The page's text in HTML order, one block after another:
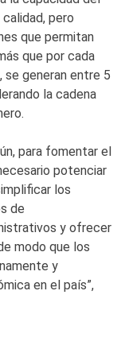
pero
que permitan
que por cada
se generan entre 5
la cadena
para fomentar el
potenciar
los
de
y ofrecer
modo que los
y
en el país”,